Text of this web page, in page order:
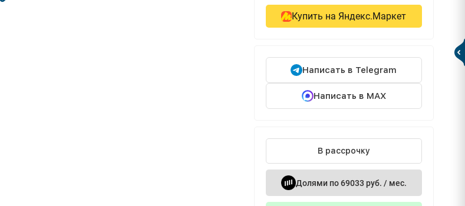
Купить на Яндекс.Маркет
Написать в Telegram
Написать в MAX
В рассрочку
Долями по 69033 руб. / мес.